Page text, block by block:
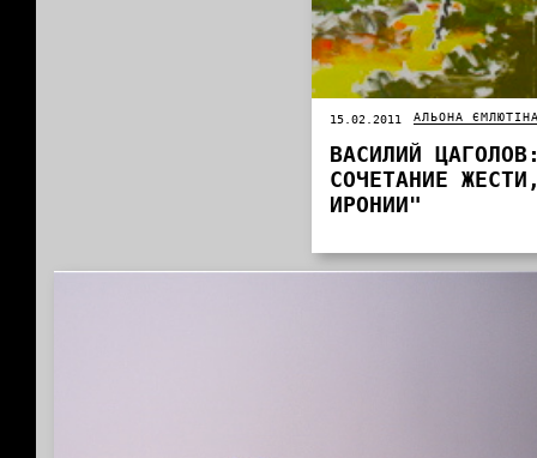
15.02.2011 АЛЬОНА
ВАСИЛИЙ
СОЧЕТАНИЕ
ИРОНИИ"